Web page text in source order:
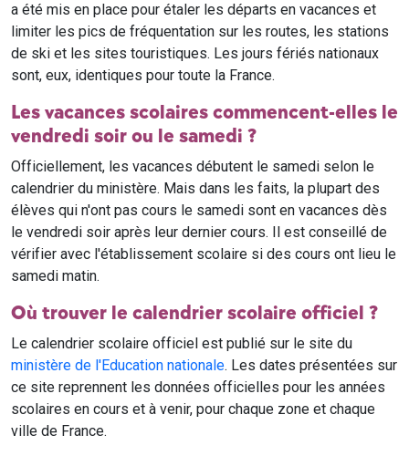
a été mis en place pour étaler les départs en vacances et
limiter les pics de fréquentation sur les routes, les stations
de ski et les sites touristiques. Les jours fériés nationaux
sont, eux, identiques pour toute la France.
Les vacances scolaires commencent-elles le
vendredi soir ou le samedi ?
Officiellement, les vacances débutent le samedi selon le
calendrier du ministère. Mais dans les faits, la plupart des
élèves qui n'ont pas cours le samedi sont en vacances dès
le vendredi soir après leur dernier cours. Il est conseillé de
vérifier avec l'établissement scolaire si des cours ont lieu le
samedi matin.
Où trouver le calendrier scolaire officiel ?
Le calendrier scolaire officiel est publié sur le site du
ministère de l'Education nationale. Les dates présentées sur
ce site reprennent les données officielles pour les années
scolaires en cours et à venir, pour chaque zone et chaque
ville de France.